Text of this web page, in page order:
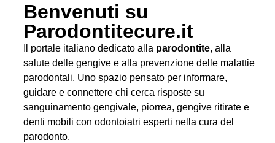
Benvenuti su
Parodontitecure.it
Il portale italiano dedicato alla parodontite, alla
salute delle gengive e alla prevenzione delle malattie
parodontali. Uno spazio pensato per informare,
guidare e connettere chi cerca risposte su
sanguinamento gengivale, piorrea, gengive ritirate e
denti mobili con odontoiatri esperti nella cura del
parodonto.